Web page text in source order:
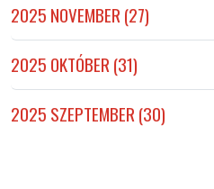
2025 NOVEMBER (27)
2025 OKTÓBER (31)
2025 SZEPTEMBER (30)